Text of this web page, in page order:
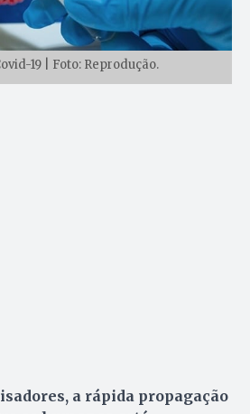
19 | Foto: Reprodução.
a rápida propagação